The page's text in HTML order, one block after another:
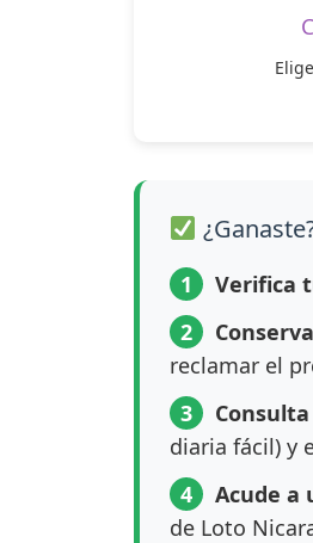
1 Verifica
2
reclamar el
3
diaria fácil) y
4
Acude a
de Loto